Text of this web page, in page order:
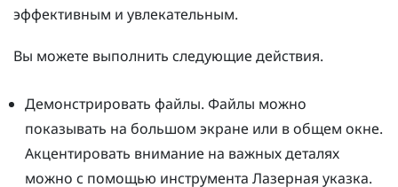
эффективным и увлекательным.
Вы можете выполнить следующие действия.
Демонстрировать файлы. Файлы можно
показывать на большом экране или в общем окне.
Акцентировать внимание на важных деталях
можно с помощью инструмента Лазерная указка.